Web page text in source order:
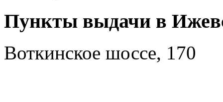
Пункты выдачи в
Воткинское шоссе, 170